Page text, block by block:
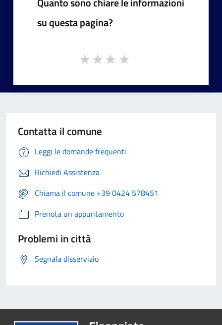
su questa pagina?
Contatta il comune
Leggi le domande frequenti
Richiedi Assistenza
Chiama il comune +39 0424 578451
Prenota un appuntamento
Problemi in città
Segnala disservizio